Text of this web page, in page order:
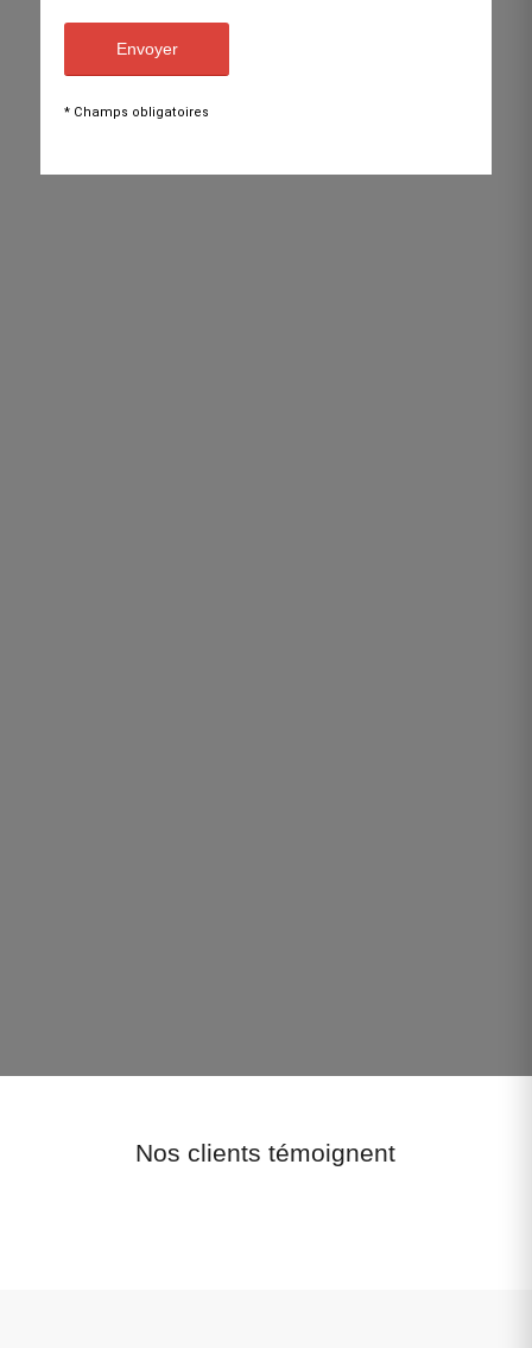
* Champs obligatoires
Nos clients témoignent